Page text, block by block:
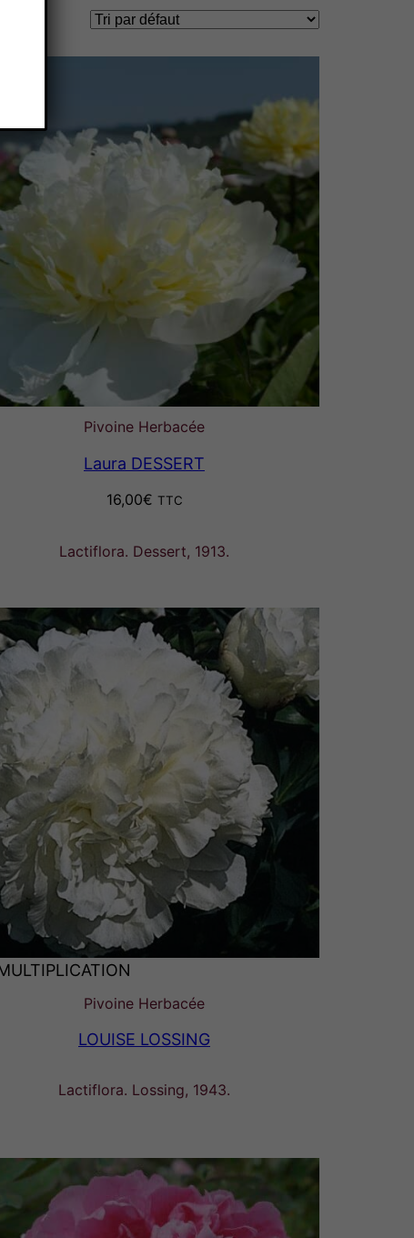
Pivoine Herbacée
Laura DESSERT
16,00€ TTC
Lactiflora. Dessert, 1913.
Pivoine Herbacée
LOUISE LOSSING
Lactiflora. Lossing, 1943.